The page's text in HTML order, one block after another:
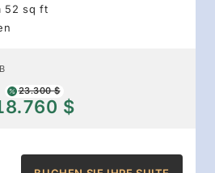
52 sq ft
23.300 $
$